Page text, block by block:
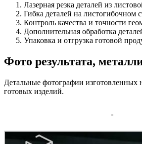
Лазерная резка деталей из
Гибка деталей на листогибочном
Контроль качества и точности
Дополнительная обработка
Упаковка и отгрузка готовой
Фото результата,
Детальные фотографии изготовленных
готовых изделий.